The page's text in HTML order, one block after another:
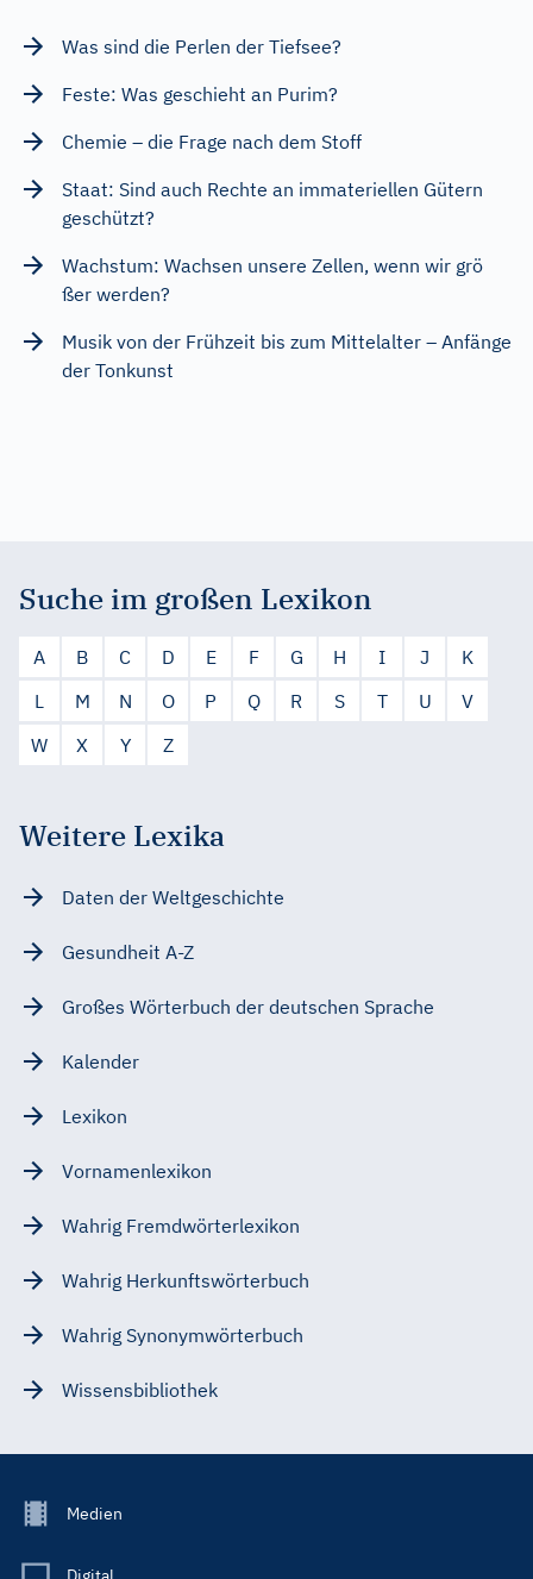
Was sind die Perlen der Tiefsee?
Feste: Was geschieht an Purim?
Chemie – die Frage nach dem Stoff
Staat: Sind auch Rechte an immateriellen Gütern
geschützt?
Wachstum: Wachsen unsere Zellen, wenn wir grö
ßer werden?
Musik von der Frühzeit bis zum Mittelalter – Anfänge
der Tonkunst
Suche im großen Lexikon
A B C D E F G H I J
K
L
M N O P Q R S T U
V
W
X Y Z
Weitere Lexika
Daten der Weltgeschichte
Gesundheit A-Z
Großes Wörterbuch der deutschen Sprache
Kalender
Lexikon
Vornamenlexikon
Wahrig Fremdwörterlexikon
Wahrig Herkunftswörterbuch
Wahrig Synonymwörterbuch
Wissensbibliothek
Footer
Main
Medien